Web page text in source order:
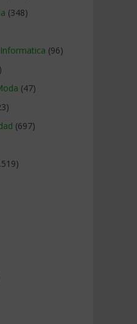
(348)
(96)
(47)
(697)